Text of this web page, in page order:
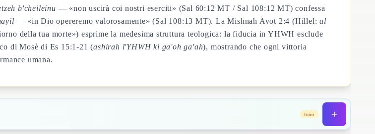
b'cheileinu — «non uscirà coi nostri eserciti» (Sal 60:12 MT / Sal 108:12 MT) confessa
— «in Dio opereremo valorosamente» (Sal 108:13 MT). La Mishnah Avot 2:4 (Hillel:al
della tua morte») esprime la medesima struttura teologica: la fiducia in YHWH esclude
di Mosè di Es 15:1-21 (ashirah l'YHWH ki ga'oh ga'ah), mostrando che ogni vittoria
umana.
Inno